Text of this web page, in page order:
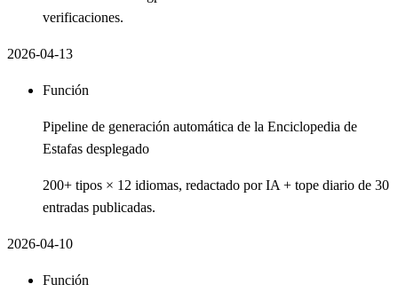
verificaciones.
2026-04-13
Función
Pipeline de generación automática de la Enciclopedia de
Estafas desplegado
200+ tipos × 12 idiomas, redactado por IA + tope diario de 30
entradas publicadas.
2026-04-10
Función